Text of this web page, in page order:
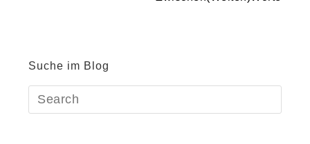
Suche im Blog